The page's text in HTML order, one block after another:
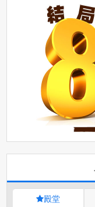
殿堂